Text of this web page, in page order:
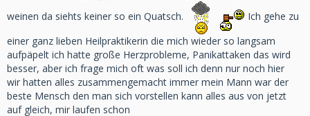
weinen da siehts keiner so ein Quatsch.
Ich gehe zu
einer ganz lieben Heilpraktikerin die mich wieder so langsam
aufpäpelt ich hatte große Herzprobleme, Panikattaken das wird
besser, aber ich frage mich oft was soll ich denn nur noch hier
wir hatten alles zusammengemacht immer mein Mann war der
beste Mensch den man sich vorstellen kann alles aus von jetzt
auf gleich, mir laufen schon